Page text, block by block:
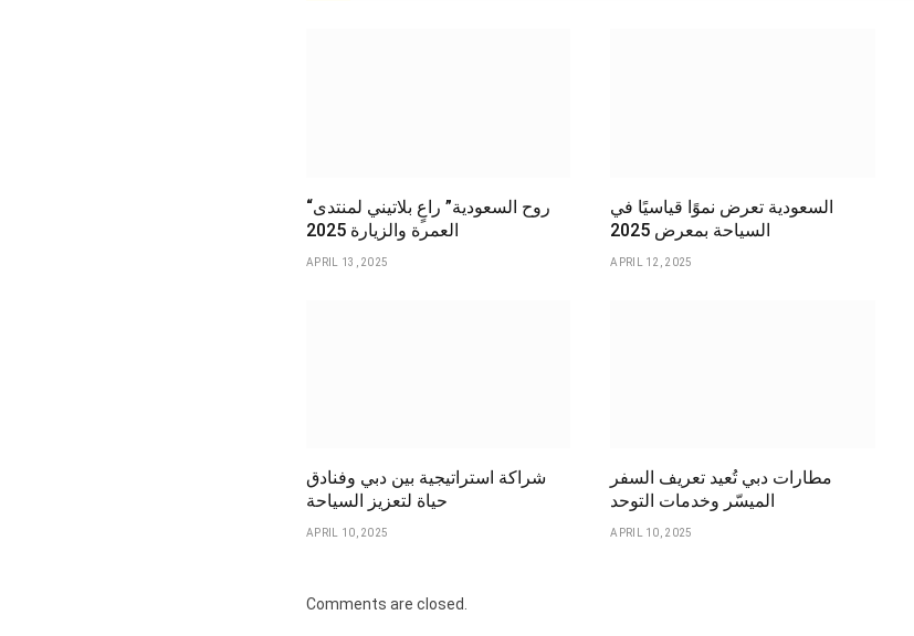
“روح السعودية” راعٍ بلاتيني لمنتدى
العمرة والزيارة 2025
APRIL 13, 2025
السعودية تعرض نموًا قياسيًا في
السياحة بمعرض 2025
APRIL 12, 2025
شراكة استراتيجية بين دبي وفنادق
حياة لتعزيز السياحة
APRIL 10, 2025
مطارات دبي تُعيد تعريف السفر
الميسّر وخدمات التوحد
APRIL 10, 2025
Comments are closed.